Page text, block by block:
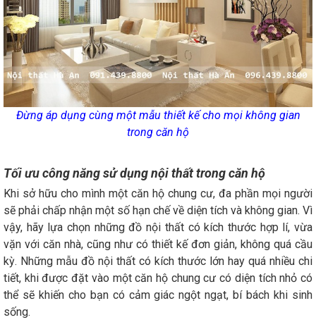
Đừng áp dụng cùng một mẫu thiết kế cho mọi không gian
trong căn hộ
Tối ưu công năng sử dụng nội thất trong căn hộ
Khi sở hữu cho mình một căn hộ chung cư, đa phần mọi người
sẽ phải chấp nhận một số hạn chế về diện tích và không gian. Vì
vậy, hãy lựa chọn những đồ nội thất có kích thước hợp lí, vừa
vặn với căn nhà, cũng như có thiết kế đơn giản, không quá cầu
kỳ. Những mẫu đồ nội thất có kích thước lớn hay quá nhiều chi
tiết, khi được đặt vào một căn hộ chung cư có diện tích nhỏ có
thể sẽ khiến cho bạn có cảm giác ngột ngạt, bí bách khi sinh
sống.